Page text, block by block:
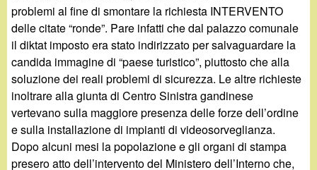
problemi al fine di smontare la richiesta INTERVENTO
delle citate “ronde”. Pare infatti che dal palazzo comunale
il diktat imposto era stato indirizzato per salvaguardare la
candida immagine di “paese turistico”, piuttosto che alla
soluzione dei reali problemi di sicurezza. Le altre richieste
inoltrare alla giunta di Centro Sinistra gandinese
vertevano sulla maggiore presenza delle forze dell’ordine
e sulla installazione di impianti di videosorveglianza.
Dopo alcuni mesi la popolazione e gli organi di stampa
presero atto dell’intervento del Ministero dell’Interno che,